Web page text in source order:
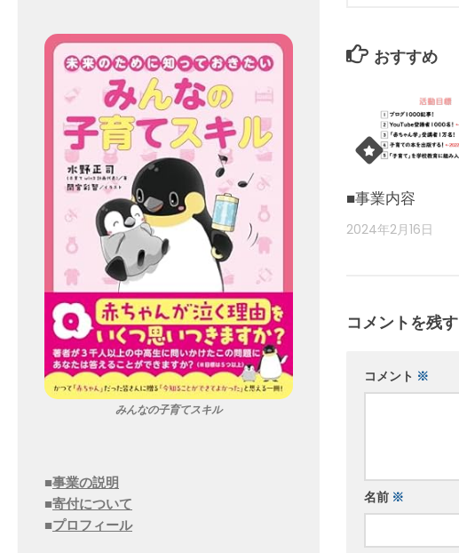
おすすめ
■事業内容
2024年2月16日
コメントを残す
コメント ※
名前 ※
みんなの子育てスキル
■事業の説明
■寄付について
■プロフィール